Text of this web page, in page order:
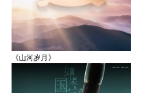
《山河岁月》